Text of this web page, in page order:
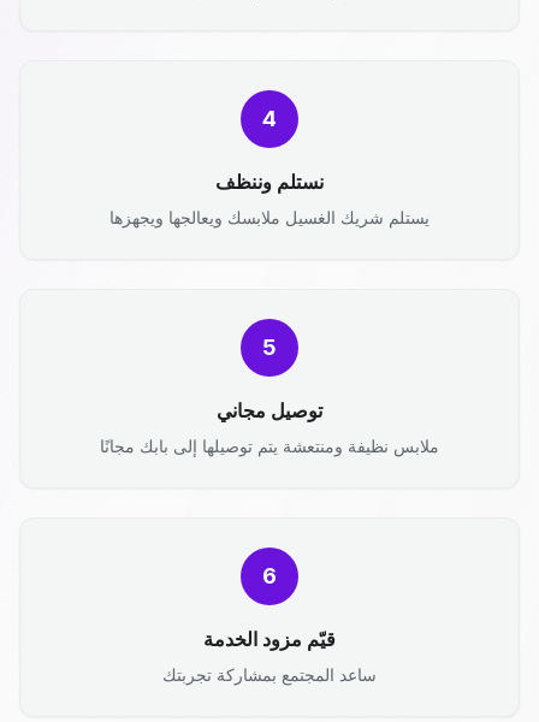
4
نستلم وننظف
يستلم شريك الغسيل ملابسك ويعالجها ويجهزها
5
توصيل مجاني
ملابس نظيفة ومنتعشة يتم توصيلها إلى بابك مجانًا
6
قيّم مزود الخدمة
ساعد المجتمع بمشاركة تجربتك